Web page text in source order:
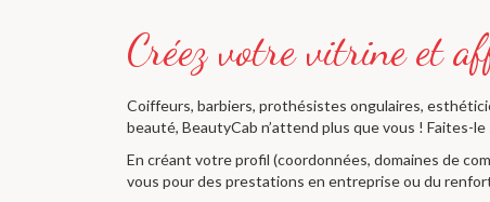
Coiffeurs, barbiers, prothésistes ongulaires,
beauté, BeautyCab n’attend plus que vous ! Faites-
En créant votre profil (coordonnées, domaines de
vous pour des prestations en entreprise ou du renfort